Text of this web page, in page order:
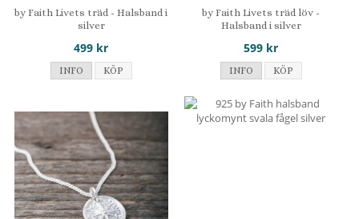
by Faith Livets träd - Halsband i
silver
499 kr
INFO KÖP
by Faith Livets träd löv -
Halsband i silver
599 kr
INFO KÖP